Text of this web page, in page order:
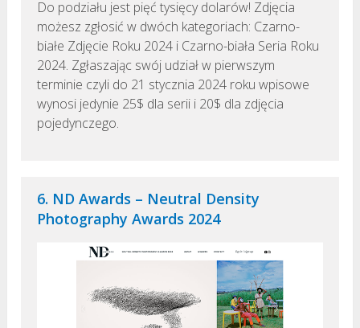
Do podziału jest pięć tysięcy dolarów! Zdjęcia
możesz zgłosić w dwóch kategoriach: Czarno-
białe Zdjęcie Roku 2024 i Czarno-biała Seria Roku
2024. Zgłaszając swój udział w pierwszym
terminie czyli do 21 stycznia 2024 roku wpisowe
wynosi jedynie 25$ dla serii i 20$ dla zdjęcia
pojedynczego.
6. ND Awards – Neutral Density
Photography Awards 2024